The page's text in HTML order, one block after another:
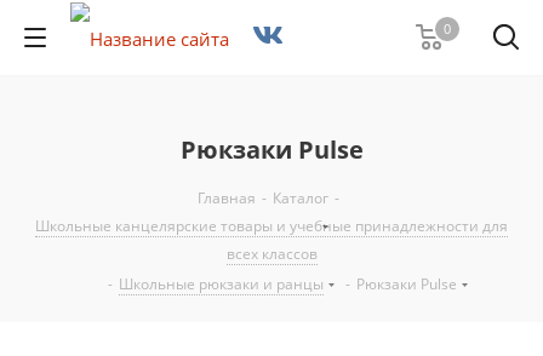
0
Рюкзаки Pulse
Главная - Каталог -
Школьные канцелярские товары и учебные принадлежности для
всех классов
- Школьные рюкзаки и ранцы - Рюкзаки Pulse